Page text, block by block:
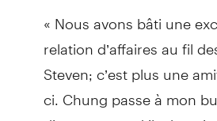
« Nous avons bâti une
relation d’affaires au fil
Steven; c’est plus une
ci. Chung passe à mon